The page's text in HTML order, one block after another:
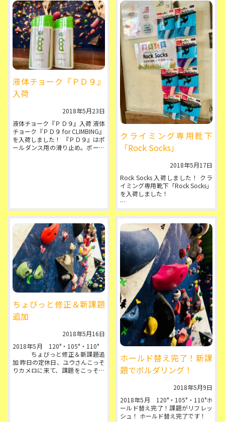
液体チョーク『ＰＤ９』
入荷
2018年5月23日
液体チョーク『ＰＤ９』入荷 液体
チョーク『ＰＤ９ for CLIMBING』
を入荷しました！ 『ＰＤ９』はポ
ールダンス用の滑り止め。ポール
クライミング専用靴下
「Rock Socks」
2018年5月17日
Rock Socks 入荷しました！ クラ
イミング専用靴下「Rock Socks」
を入荷しました！
色は ブルー／グレー／ピンク／
紫 の４色。
サイズは Ｓと Ｍ の２種類です◎
...
ちょびっと修正＆新課題
追加
2018年5月16日
2018年5月 120°・105°・110°
ちょびっと修正＆新課題追
加 昨日の定休日、ユウさんこっそ
りカメロに来て、課題をこっそり
ホールド替え完了！新課
題でボルダリング！
2018年5月9日
2018年5月 120°・105°・110°ホ
ールド替え完了！課題がリフレッ
シュ！ ホールド替え完了です！